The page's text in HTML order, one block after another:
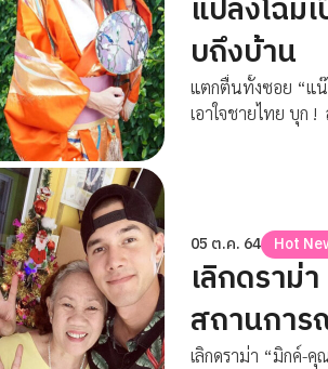
แปลงโฉม
บถึงบ้าน
แตกตื่นทั้งซอย “แน๊
เอาใจชายไทย บุก
05 ต.ค. 64 Hot
เลิกดราม่
สถานการ
เลิกดราม่า “มิกค์-